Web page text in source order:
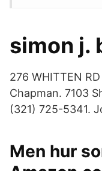
simon j.
276 WHITTEN
Chapman. 7103
(321) 725-5341.
Men hur